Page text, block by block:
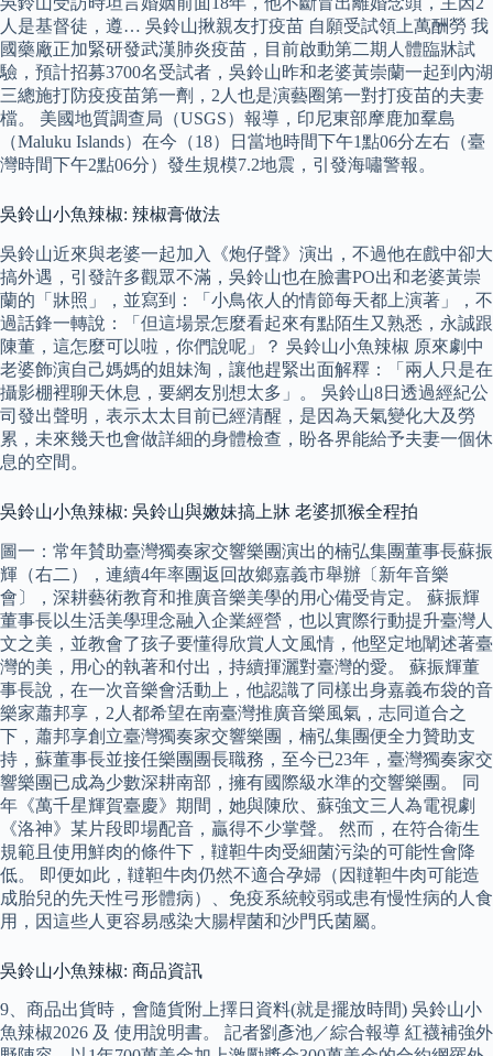
人是基督徒，遵… 吳鈴山揪親友打疫苗 自願受試領上萬酬勞 我
國藥廠正加緊研發武漢肺炎疫苗，目前啟動第二期人體臨牀試
驗，預計招募3700名受試者，吳鈴山昨和老婆黃崇蘭一起到內湖
三總施打防疫疫苗第一劑，2人也是演藝圈第一對打疫苗的夫妻
檔。 美國地質調查局（USGS）報導，印尼東部摩鹿加羣島
（Maluku Islands）在今（18）日當地時間下午1點06分左右（臺
灣時間下午2點06分）發生規模7.2地震，引發海嘯警報。
吳鈴山小魚辣椒: 辣椒膏做法
吳鈴山近來與老婆一起加入《炮仔聲》演出，不過他在戲中卻大
搞外遇，引發許多觀眾不滿，吳鈴山也在臉書PO出和老婆黃崇
蘭的「牀照」，並寫到：「小鳥依人的情節每天都上演著」，不
過話鋒一轉說：「但這場景怎麼看起來有點陌生又熟悉，永誠跟
陳董，這怎麼可以啦，你們說呢」？ 吳鈴山小魚辣椒 原來劇中
老婆飾演自己媽媽的姐妹淘，讓他趕緊出面解釋：「兩人只是在
攝影棚裡聊天休息，要網友別想太多」。 吳鈴山8日透過經紀公
司發出聲明，表示太太目前已經清醒，是因為天氣變化大及勞
累，未來幾天也會做詳細的身體檢查，盼各界能給予夫妻一個休
息的空間。
吳鈴山小魚辣椒: 吳鈴山與嫩妹搞上牀 老婆抓猴全程拍
圖一：常年賛助臺灣獨奏家交響樂團演出的楠弘集團董事長蘇振
輝（右二），連續4年率團返回故鄉嘉義市舉辦〔新年音樂
會〕，深耕藝術教育和推廣音樂美學的用心備受肯定。 蘇振輝
董事長以生活美學理念融入企業經營，也以實際行動提升臺灣人
文之美，並教會了孩子要懂得欣賞人文風情，他堅定地闡述著臺
灣的美，用心的執著和付出，持續揮灑對臺灣的愛。 蘇振輝董
事長說，在一次音樂會活動上，他認識了同樣出身嘉義布袋的音
樂家蕭邦享，2人都希望在南臺灣推廣音樂風氣，志同道合之
下，蕭邦享創立臺灣獨奏家交響樂團，楠弘集團便全力贊助支
持，蘇董事長並接任樂團團長職務，至今已23年，臺灣獨奏家交
響樂團已成為少數深耕南部，擁有國際級水準的交響樂團。 同
年《萬千星輝賀臺慶》期間，她與陳欣、蘇強文三人為電視劇
《洛神》某片段即場配音，贏得不少掌聲。 然而，在符合衛生
規範且使用鮮肉的條件下，韃靼牛肉受細菌污染的可能性會降
低。 即便如此，韃靼牛肉仍然不適合孕婦（因韃靼牛肉可能造
成胎兒的先天性弓形體病）、免疫系統較弱或患有慢性病的人食
用，因這些人更容易感染大腸桿菌和沙門氏菌屬。
吳鈴山小魚辣椒: 商品資訊
9、商品出貨時，會隨貨附上擇日資料(就是擺放時間) 吳鈴山小
魚辣椒2026 及 使用說明書。 記者劉彥池／綜合報導 紅襪補強外